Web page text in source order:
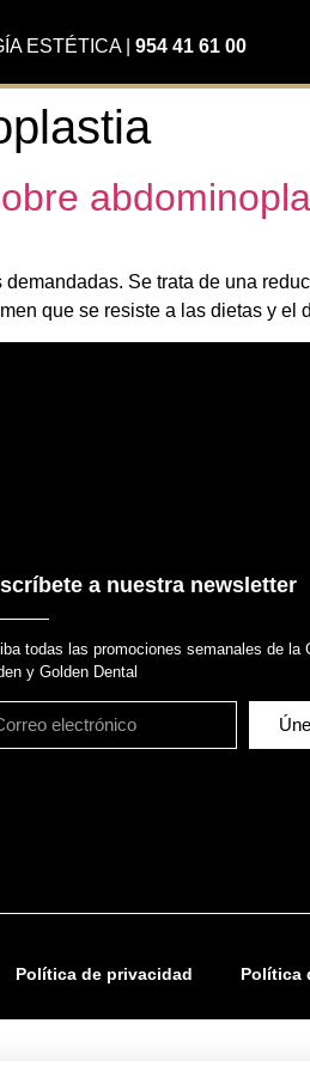
ESTÉTICA|954 41 61 00
Se trata de una
que se resiste a las dietas y
a nuestra newsletter
todas las promociones semanales de la
y Golden Dental
Política de privacidad Política